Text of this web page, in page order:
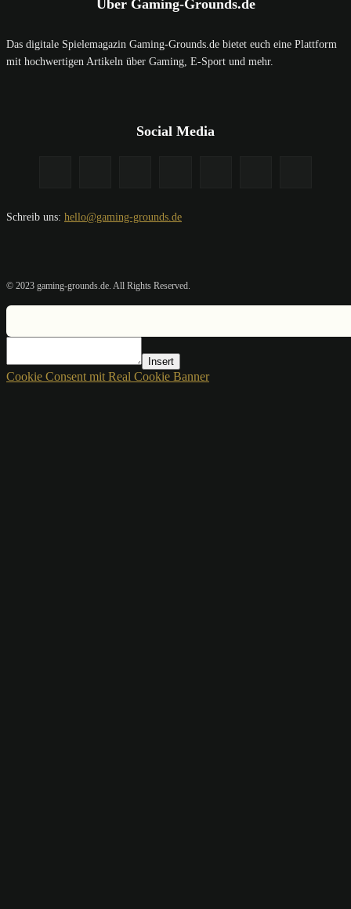
Über Gaming-Grounds.de
Das digitale Spielemagazin Gaming-Grounds.de bietet euch eine Plattform
mit hochwertigen Artikeln über Gaming, E-Sport und mehr.
Social Media
Schreib uns: hello@gaming-grounds.de
© 2023 gaming-grounds.de. All Rights Reserved.
Insert
Cookie Consent mit Real Cookie Banner